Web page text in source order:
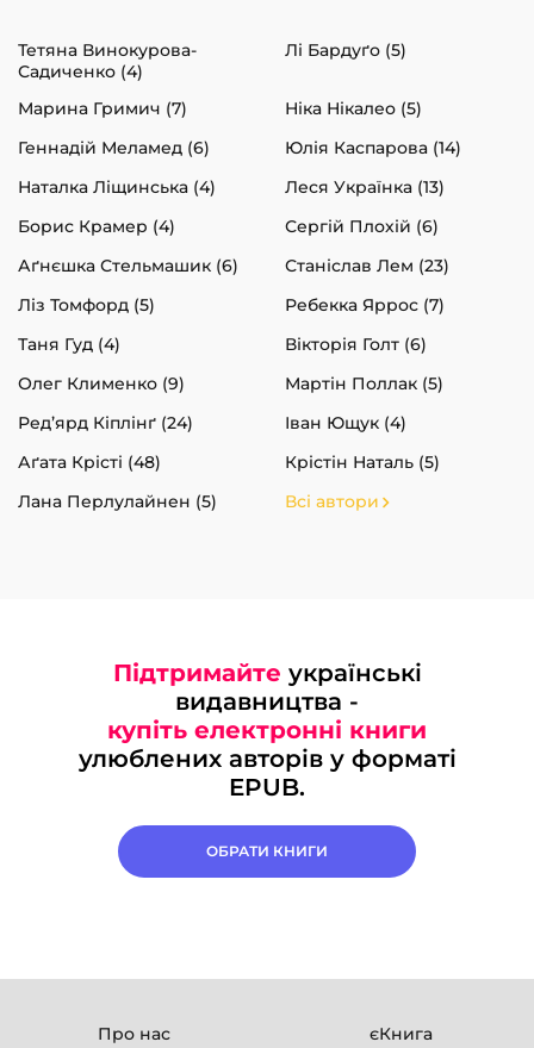
Тетяна Винокурова-
Садиченко (4)
Лі Бардуґо (5)
Марина Гримич (7)
Ніка Нікалео (5)
Геннадій Меламед (6)
Юлія Каспарова (14)
Наталка Ліщинська (4)
Леся Українка (13)
Борис Крамер (4)
Сергій Плохій (6)
Аґнєшка Стельмашик (6)
Станіслав Лем (23)
Ліз Томфорд (5)
Ребекка Яррос (7)
Таня Гуд (4)
Вікторія Голт (6)
Олег Клименко (9)
Мартін Поллак (5)
Ред’ярд Кіплінґ (24)
Іван Ющук (4)
Аґата Крісті (48)
Крістін Наталь (5)
Лана Перлулайнен (5)
Всі автори
Підтримайте українські
видавництва -
купіть електронні книги
улюблених авторів у форматі
EPUB.
ОБРАТИ КНИГИ
Про нас єКнига